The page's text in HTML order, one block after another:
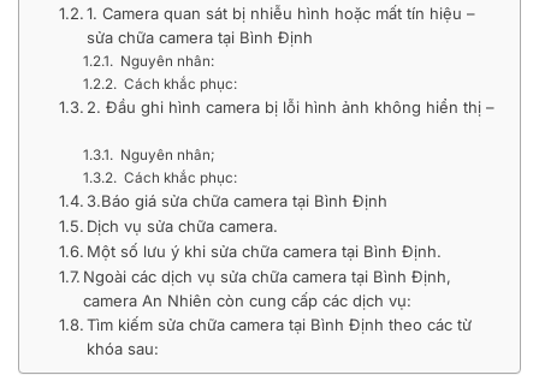
1. Camera quan sát bị nhiễu hình hoặc mất tín hiệu –
sửa chữa camera tại Bình Định
Nguyên nhân:
Cách khắc phục:
2. Đầu ghi hình camera bị lỗi hình ảnh không hiển thị –
Nguyên nhân;
Cách khắc phục:
3.Báo giá sửa chữa camera tại Bình Định
Dịch vụ sửa chữa camera.
Một số lưu ý khi sửa chữa camera tại Bình Định.
Ngoài các dịch vụ sửa chữa camera tại Bình Định,
camera An Nhiên còn cung cấp các dịch vụ:
Tìm kiếm sửa chữa camera tại Bình Định theo các từ
khóa sau: